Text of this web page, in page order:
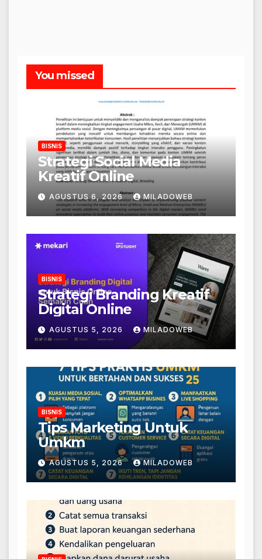
You missed
BISNIS
Strategi Social Media
Kreatif Online
AGUSTUS 6, 2026 MILADOWEB
BISNIS
Strategi Branding Kreatif
Digital Online
AGUSTUS 5, 2026 MILADOWEB
BISNIS
Tips Marketing Untuk
Umkm
AGUSTUS 5, 2026 MILADOWEB